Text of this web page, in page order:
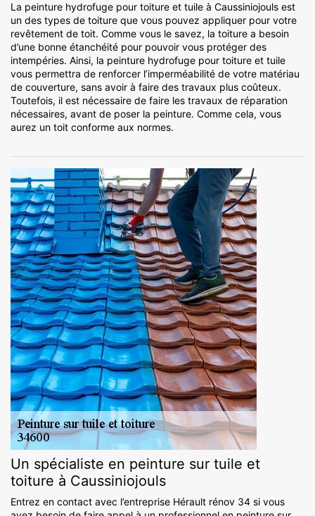
La peinture hydrofuge pour toiture et tuile à Caussiniojouls est
un des types de toiture que vous pouvez appliquer pour votre
revêtement de toit. Comme vous le savez, la toiture a besoin
d’une bonne étanchéité pour pouvoir vous protéger des
intempéries. Ainsi, la peinture hydrofuge pour toiture et tuile
vous permettra de renforcer l’imperméabilité de votre matériau
de couverture, sans avoir à faire des travaux plus coûteux.
Toutefois, il est nécessaire de faire les travaux de réparation
nécessaires, avant de poser la peinture. Comme cela, vous
aurez un toit conforme aux normes.
Un spécialiste en peinture sur tuile et
toiture à Caussiniojouls
Entrez en contact avec l’entreprise Hérault rénov 34 si vous